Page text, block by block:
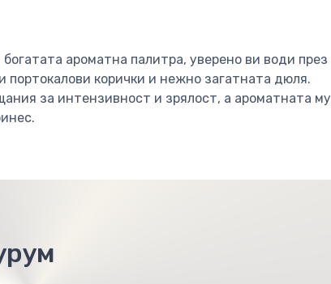
ароматна палитра, уверено ви води през
корички и нежно загатната дюля.
за интензивност и зрялост, а ароматната му